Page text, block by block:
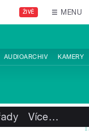
ŽIVĚ MENU
AUDIOARCHIV KAMERY
Více…